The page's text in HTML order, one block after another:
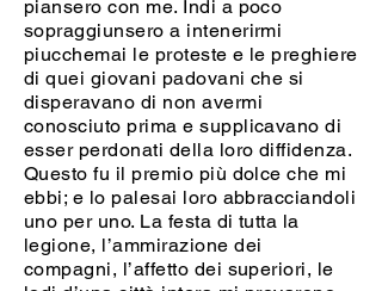
piansero con me. Indi a poco
sopraggiunsero a intenerirmi
piucchemai le proteste e le preghiere
di quei giovani padovani che si
disperavano di non avermi
conosciuto prima e supplicavano di
esser perdonati della loro diffidenza.
Questo fu il premio più dolce che mi
ebbi; e lo palesai loro abbracciandoli
uno per uno. La festa di tutta la
legione, l’ammirazione dei
compagni, l’affetto dei superiori, le